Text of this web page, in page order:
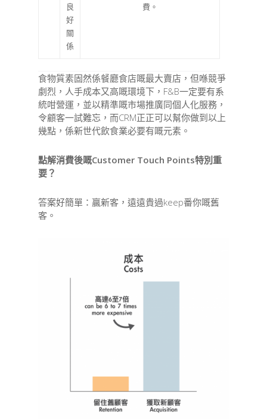
良
好
關
係
費。
食物質素固然係餐廳食店嘅最大賣店，但喺競爭
劇烈，人手成本又高嘅環境下，F&B一定要有系
統咁營運，並以精準嘅市場推廣同個人化服務，
令顧客一試難忘，而CRM正正可以幫你做到以上
幾點，係新世代飲食業必要有嘅元素。
點解消費後嘅Customer Touch Points特別重
要？
答案好簡單：贏新客，遠遠貴過keep番你嘅舊
客。